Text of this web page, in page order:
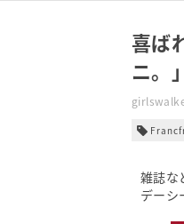
喜ば
ニ。
雑誌な
デーシ